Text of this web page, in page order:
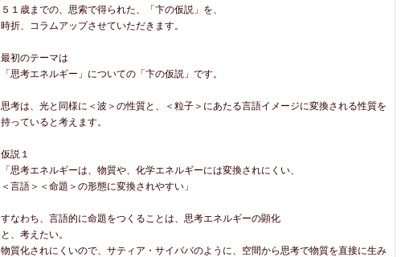
５１歳までの、思索で得られた、「卞の仮説」を、
時折、コラムアップさせていただきます。
最初のテーマは
「思考エネルギー」についての「卞の仮説」です。
思考は、光と同様に＜波＞の性質と、＜粒子＞にあたる言語イメージに変換される性質を
持っていると考えます。
仮説１
「思考エネルギーは、物質や、化学エネルギーには変換されにくい、
＜言語＞＜命題＞の形態に変換されやすい」
すなわち、言語的に命題をつくることは、思考エネルギーの顕化
と、考えたい。
物質化されにくいので、サティア・サイババのように、空間から思考で物質を直接に生み